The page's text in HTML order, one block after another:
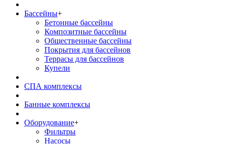
Бассейны+
Бетонные бассейны
Композитные бассейны
Общественные бассейны
Покрытия для бассейнов
Террасы для бассейнов
Купели
СПА комплексы
Банные комплексы
Оборудование+
Фильтры
Насосы